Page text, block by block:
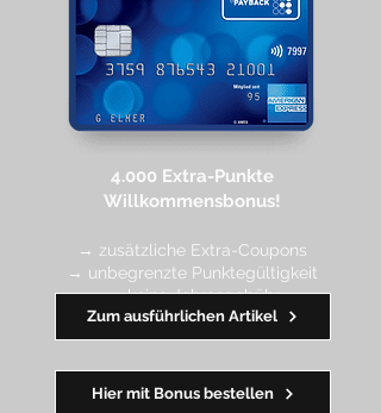
4.000 Extra-Punkte
Willkommensbonus!
→ zusätzliche Extra-Coupons
→ unbegrenzte Punktegültigkeit
→ keine Jahresgebühr
━━━━━━━
Hier mit Bonus bestellen
Zum ausführlichen Artikel